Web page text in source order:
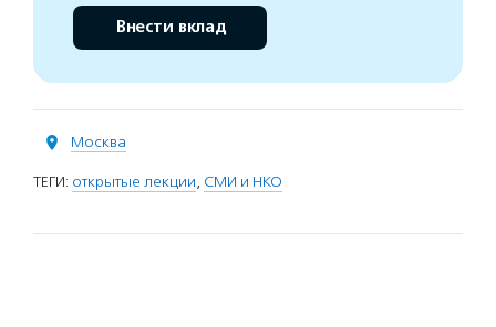
Внести вклад
Москва
ТЕГИ: открытые лекции, СМИ и НКО